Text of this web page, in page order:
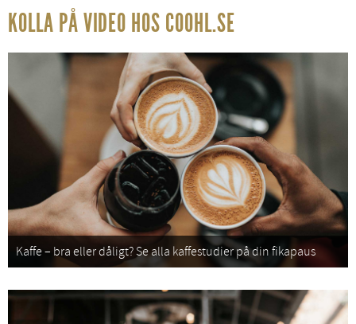
KOLLA PÅ VIDEO HOS COOHL.SE
Kaffe – bra eller dåligt? Se alla kaffestudier på din fikapaus